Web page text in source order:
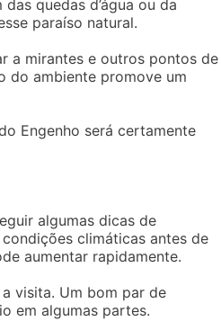
quedas d’água ou da
paraíso natural.
a mirantes e outros pontos de
do ambiente promove um
Engenho será certamente
algumas dicas de
climáticas antes de
aumentar rapidamente.
visita. Um bom par de
em algumas partes.